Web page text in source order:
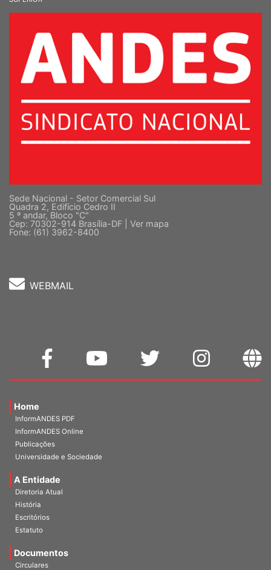
Sede Nacional - Setor Comercial Sul
Quadra 2, Edifício Cedro II
5 º andar, Bloco "C"
Cep: 70302-914 Brasília-DF | Ver mapa
Fone: (61) 3962-8400
WEBMAIL
Home
InformANDES PDF
InformANDES Online
Publicações
Universidade e Sociedade
A Entidade
Diretoria Atual
História
Escritórios
Estatuto
Documentos
Circulares